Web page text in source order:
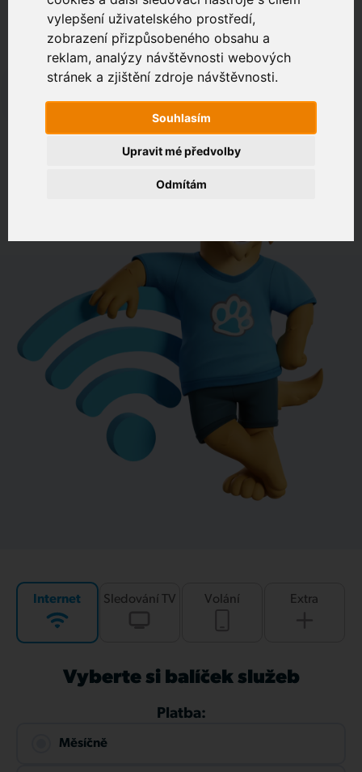
vylepšení uživatelského prostředí,
zobrazení přizpůsobeného obsahu a
reklam, analýzy návštěvnosti webových
stránek a zjištění zdroje návštěvnosti.
Souhlasím
Odmítám
Upravit mé předvolby
Zákaznický portál
Jak rychlé je připojení na vaší adrese?
Internet Sledování TV Volání Extra
Vyberte si balíček služeb
Platba:
Měsíčně